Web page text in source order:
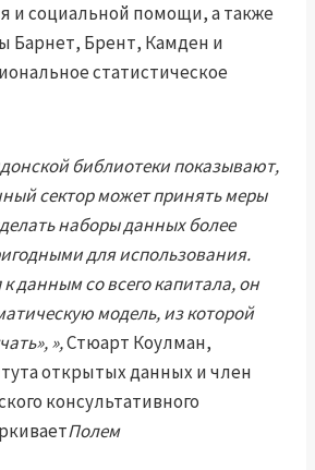
и социальной помощи, а также
Барнет, Брент, Камден и
статистическое
библиотеки показывают,
сектор может принять меры
наборы данных более
для использования.
данным со всего капитала, он
модель, из которой
»,Стюарт Коулман,
открытых данных и член
консультативного
Полем